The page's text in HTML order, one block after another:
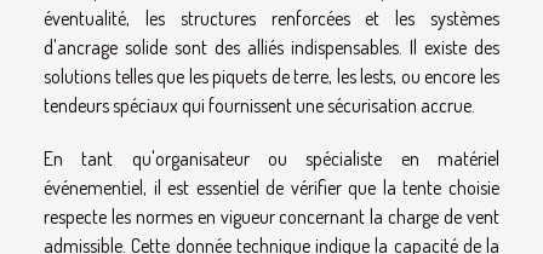
éventualité, les structures renforcées et les systèmes
d'ancrage solide sont des alliés indispensables. Il existe des
solutions telles que les piquets de terre, les lests, ou encore les
tendeurs spéciaux qui fournissent une sécurisation accrue.
En tant qu'organisateur ou spécialiste en matériel
événementiel, il est essentiel de vérifier que la tente choisie
respecte les normes en vigueur concernant la charge de vent
admissible. Cette donnée technique indique la capacité de la